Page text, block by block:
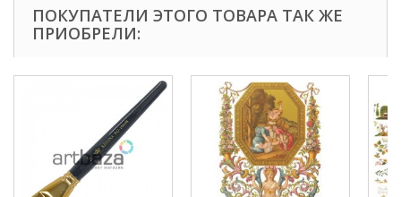
ПОКУПАТЕЛИ ЭТОГО ТОВАРА ТАК ЖЕ
ПРИОБРЕЛИ: